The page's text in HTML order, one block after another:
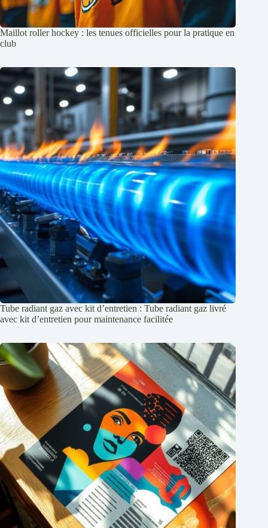
Maillot roller hockey : les tenues officielles pour la pratique en
club
Tube radiant gaz avec kit d’entretien : Tube radiant gaz livré
avec kit d’entretien pour maintenance facilitée